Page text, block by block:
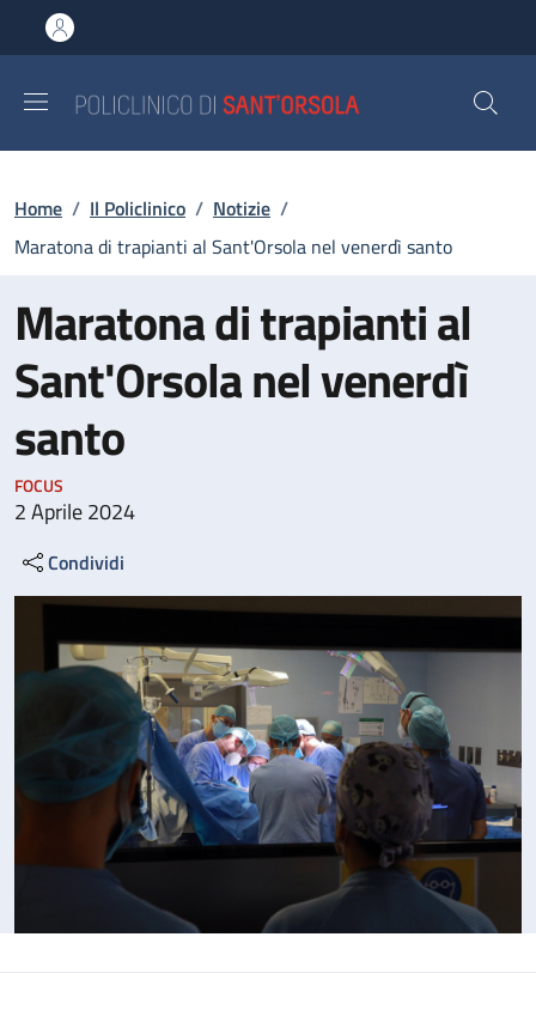
al contenuto principale
to footer content
Briciole di pane
Home / Il Policlinico / Notizie /
Maratona di trapianti al Sant'Orsola nel venerdì santo
Maratona di trapianti al
Sant'Orsola nel venerdì
santo
FOCUS
2 Aprile 2024
Condividi